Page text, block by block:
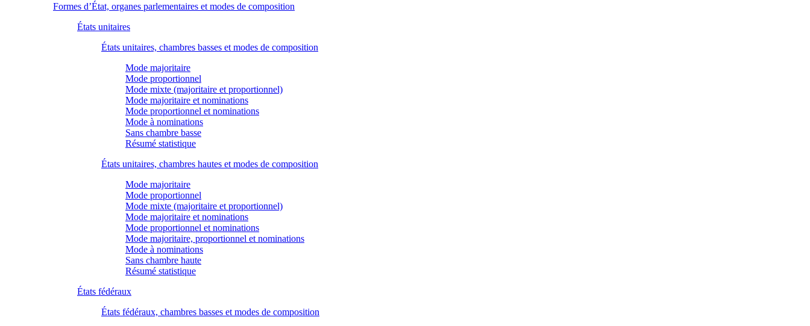
Formes d’État, organes parlementaires et modes de composition
États unitaires
États unitaires, chambres basses et modes de composition
Mode majoritaire
Mode proportionnel
Mode mixte (majoritaire et proportionnel)
Mode majoritaire et nominations
Mode proportionnel et nominations
Mode à nominations
Sans chambre basse
Résumé statistique
États unitaires, chambres hautes et modes de composition
Mode majoritaire
Mode proportionnel
Mode mixte (majoritaire et proportionnel)
Mode majoritaire et nominations
Mode proportionnel et nominations
Mode majoritaire, proportionnel et nominations
Mode à nominations
Sans chambre haute
Résumé statistique
États fédéraux
États fédéraux, chambres basses et modes de composition